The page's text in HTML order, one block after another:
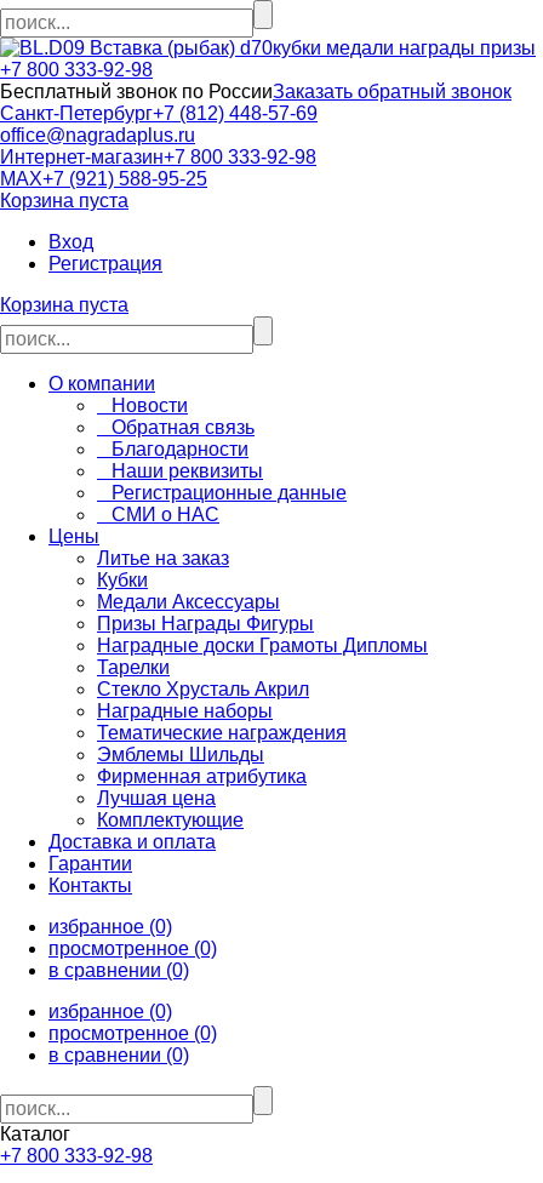
кубки медали награды призы
+7 800 333-92-98
Бесплатный звонок по РоссииЗаказать обратный звонок
Санкт-Петербург+7 (812) 448-57-69
office@nagradaplus.ru
Интернет-магазин+7 800 333-92-98
MAX+7 (921) 588-95-25
Корзина пуста
Вход
Регистрация
Корзина пуста
О компании
Новости
Обратная связь
Благодарности
Наши реквизиты
Регистрационные данные
СМИ о НАС
Цены
Литье на заказ
Кубки
Медали Аксессуары
Призы Награды Фигуры
Наградные доски Грамоты Дипломы
Тарелки
Стекло Хрусталь Акрил
Наградные наборы
Тематические награждения
Эмблемы Шильды
Фирменная атрибутика
Лучшая цена
Комплектующие
Доставка и оплата
Гарантии
Контакты
избранное (0)
просмотренное (0)
в сравнении (0)
избранное (0)
просмотренное (0)
в сравнении (0)
Каталог
+7 800 333-92-98